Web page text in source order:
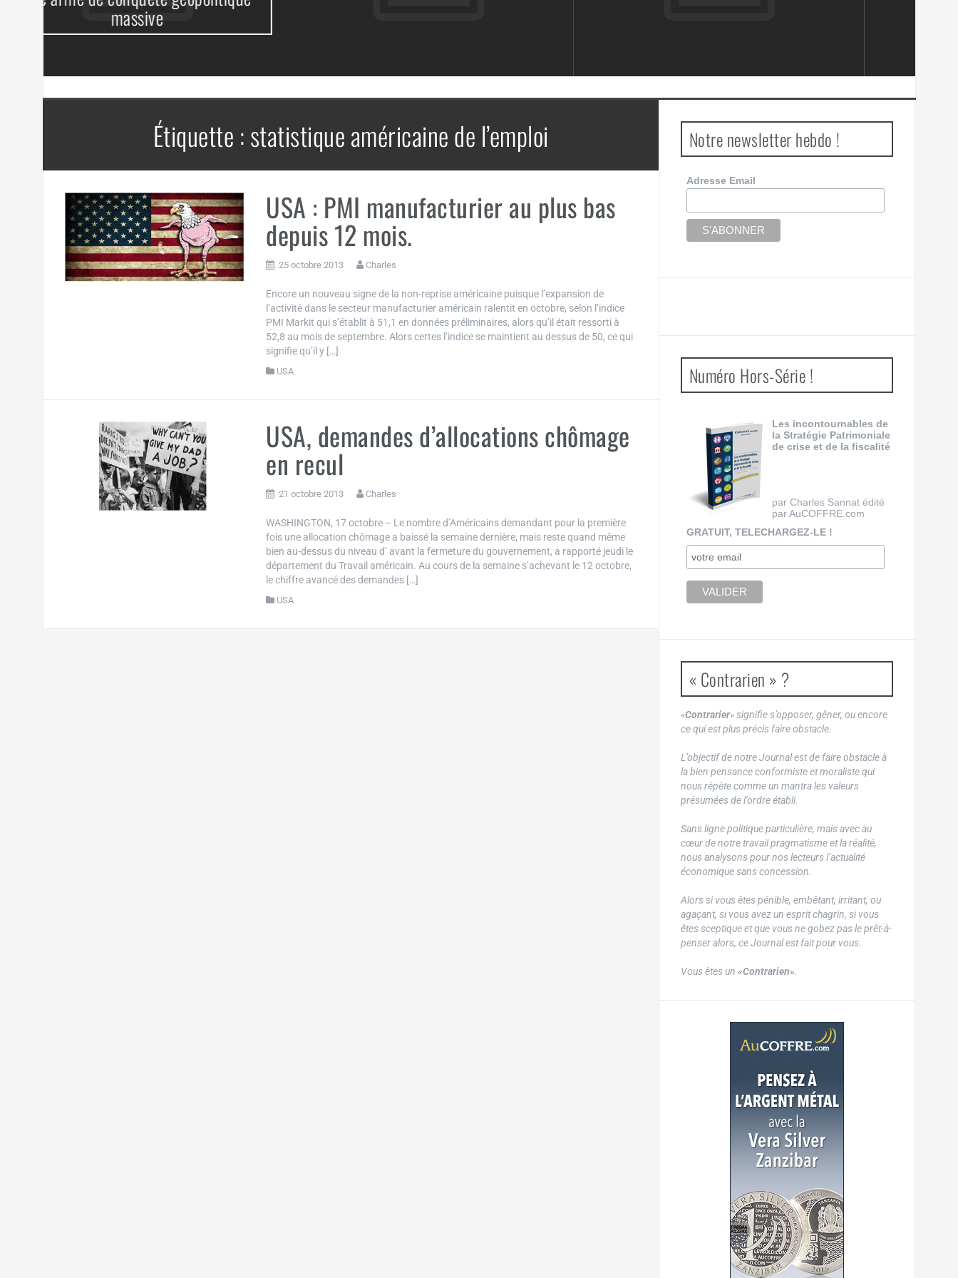
Étiquette :statistique américaine de l’emploi
USA : PMI manufacturier au plus bas
depuis 12 mois.
25 octobre 2013 Charles
Encore un nouveau signe de la non-reprise américaine puisque l’expansion de
l’activité dans le secteur manufacturier américain ralentit en octobre, selon l’indice
PMI Markit qui s’établit à 51,1 en données préliminaires, alors qu’il était ressorti à
52,8 au mois de septembre. Alors certes l’indice se maintient au dessus de 50, ce qui
signifie qu’il y […]
USA
USA, demandes d’allocations chômage
en recul
21 octobre 2013 Charles
WASHINGTON, 17 octobre – Le nombre d’Américains demandant pour la première
fois une allocation chômage a baissé la semaine dernière, mais reste quand même
bien au-dessus du niveau d’ avant la fermeture du gouvernement, a rapporté jeudi le
département du Travail américain. Au cours de la semaine s’achevant le 12 octobre,
le chiffre avancé des demandes […]
USA
Notre newsletter hebdo !
Adresse Email
Numéro Hors-Série !
Les incontournables de
la Stratégie Patrimoniale
de crise et de la fiscalité
par Charles Sannat édité
par AuCOFFRE.com
GRATUIT, TELECHARGEZ-LE !
« Contrarien » ?
«Contrarier» signifie s’opposer, gêner, ou encore
ce qui est plus précis faire obstacle.
L’objectif de notre Journal est de faire obstacle à
la bien pensance conformiste et moraliste qui
nous répète comme un mantra les valeurs
présumées de l’ordre établi.
Sans ligne politique particulière, mais avec au
cœur de notre travail pragmatisme et la réalité,
nous analysons pour nos lecteurs l’actualité
économique sans concession.
Alors si vous êtes pénible, embêtant, irritant, ou
agaçant, si vous avez un esprit chagrin, si vous
êtes sceptique et que vous ne gobez pas le prêt-à-
penser alors, ce Journal est fait pour vous.
Vous êtes un «Contrarien».